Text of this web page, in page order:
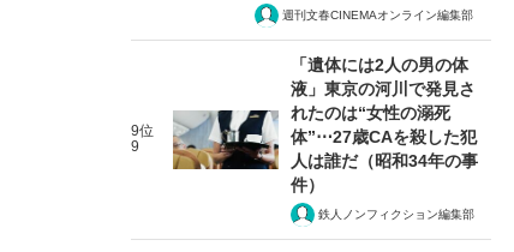
週刊文春CINEMAオンライン編集部
9位
9
「遺体には2人の男の体
液」東京の河川で発見さ
れたのは“女性の溺死
体”⋯27歳CAを殺した犯
人は誰だ（昭和34年の事
件）
鉄人ノンフィクション編集部